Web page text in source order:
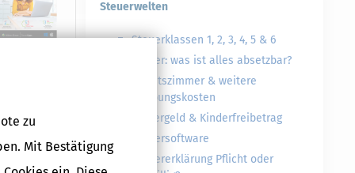
zu
Mit Bestätigung
Druckversion
Steuerwelten
Steuerklassen 1, 2, 3, 4, 5 & 6
Steuer: was ist alles absetzbar?
Arbeitszimmer & weitere
Werbungskosten
Kindergeld & Kinderfreibetrag
Steuersoftware
Steuererklärung Pflicht oder